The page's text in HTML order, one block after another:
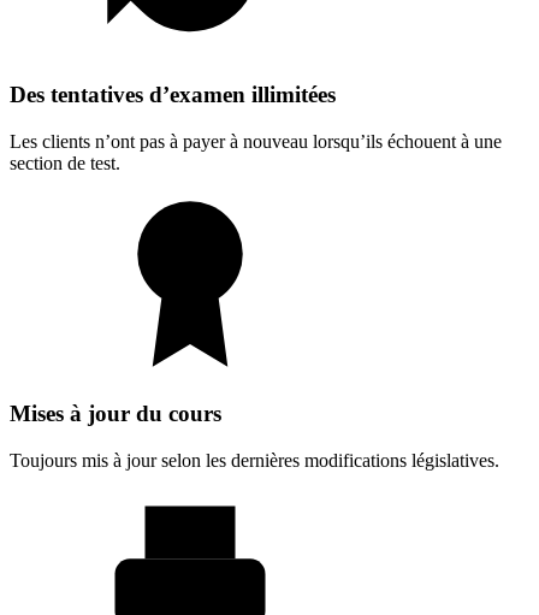
Des tentatives d’examen illimitées
Les clients n’ont pas à payer à nouveau lorsqu’ils échouent à une
section de test.
Mises à jour du cours
Toujours mis à jour selon les dernières modifications législatives.